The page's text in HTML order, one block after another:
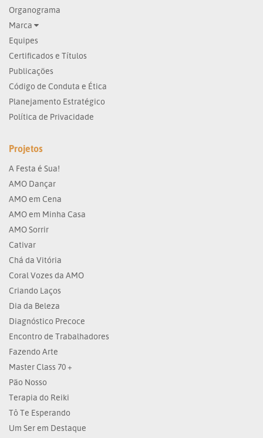
Organograma
Marca
Equipes
Certificados e Títulos
Publicações
Código de Conduta e Ética
Planejamento Estratégico
Política de Privacidade
Projetos
A Festa é Sua!
AMO Dançar
AMO em Cena
AMO em Minha Casa
AMO Sorrir
Cativar
Chá da Vitória
Coral Vozes da AMO
Criando Laços
Dia da Beleza
Diagnóstico Precoce
Encontro de Trabalhadores
Fazendo Arte
Master Class 70 +
Pão Nosso
Terapia do Reiki
Tô Te Esperando
Um Ser em Destaque